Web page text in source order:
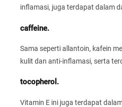
inflamasi, juga terdapat dalam
caffeine.
Sama seperti allantoin, kafein
kulit dan anti-inflamasi, serta
tocopherol.
Vitamin E ini juga terdapat